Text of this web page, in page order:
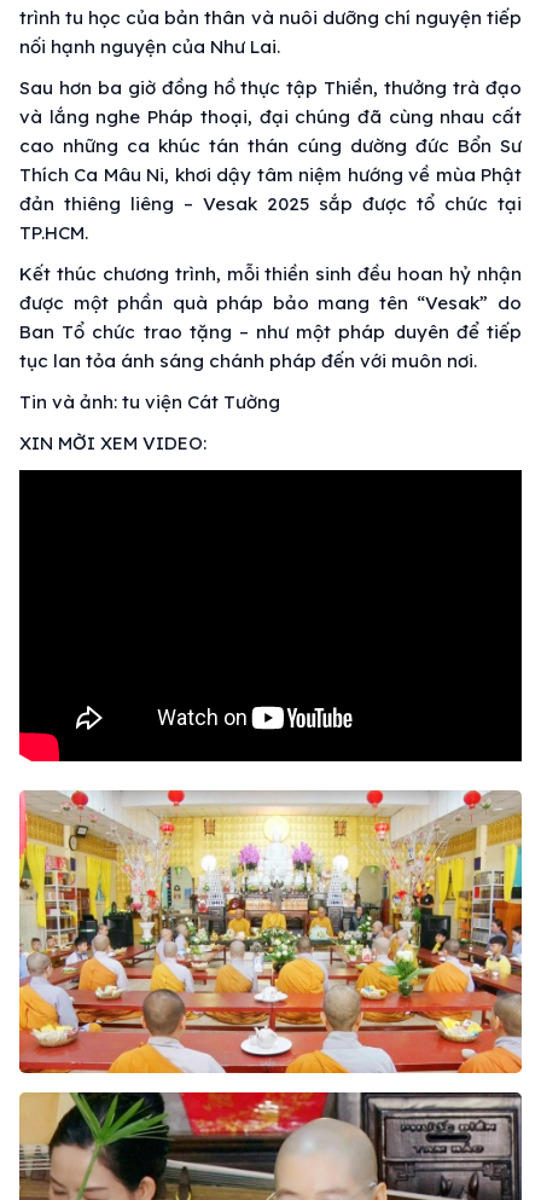
trình tu học của bản thân và nuôi dưỡng chí nguyện tiếp
nối hạnh nguyện của Như Lai.
Sau hơn ba giờ đồng hồ thực tập Thiền, thưởng trà đạo
và lắng nghe Pháp thoại, đại chúng đã cùng nhau cất
cao những ca khúc tán thán cúng dường đức Bổn Sư
Thích Ca Mâu Ni, khơi dậy tâm niệm hướng về mùa Phật
đản thiêng liêng – Vesak 2025 sắp được tổ chức tại
TP.HCM.
Kết thúc chương trình, mỗi thiền sinh đều hoan hỷ nhận
được một phần quà pháp bảo mang tên “Vesak” do
Ban Tổ chức trao tặng – như một pháp duyên để tiếp
tục lan tỏa ánh sáng chánh pháp đến với muôn nơi.
Tin và ảnh: tu viện Cát Tường
XIN MỜI XEM VIDEO: